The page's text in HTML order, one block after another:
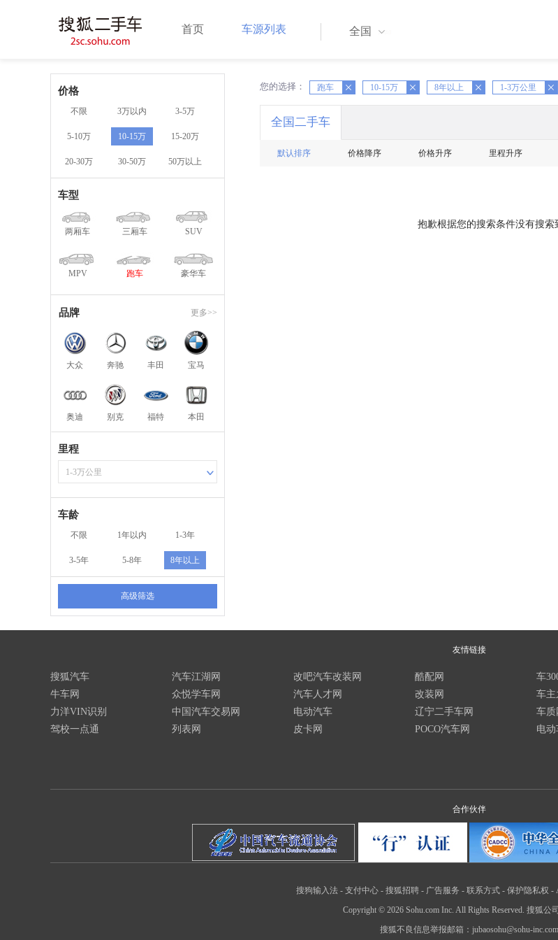
首页 车源列表 全国
价格
不限 3万以内 3-5万
5-10万 10-15万 15-20万
20-30万 30-50万 50万以上
车型
两厢车 三厢车 SUV
MPV 跑车 豪华车
品牌 更多>>
大众 奔驰 丰田 宝马
奥迪 别克 福特 本田
里程
1-3万公里
车龄
不限 1年以内 1-3年
3-5年 5-8年 8年以上
高级筛选
您的选择： 跑车
X 10-15万
X 8年以上
X 1-3万公里X
全国二手车
默认排序 价格降序 价格升序 里程升序
抱歉根据您的搜索条件没有搜索
友情链接
搜狐汽车
牛车网
力洋VIN识别
驾校一点通
汽车江湖网
众悦学车网
中国汽车交易网
列表网
改吧汽车改装网
汽车人才网
电动汽车
皮卡网
酷配网
改装网
辽宁二手车网
POCO汽车网
车
车主
车质
电动
合作伙伴
搜狗输入法- 支付中心- 搜狐招聘- 广告服务 - 联系方式- 保护隐私权 -
Copyright © 2026 Sohu.com Inc. All Rights Reserved. 搜狐公司
搜狐不良信息举报邮箱： jubaosohu@sohu-inc.com